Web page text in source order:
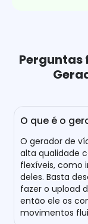
Perguntas
O que é o
O gerador de
alta qualidade
flexíveis, como
deles. Basta
fazer o upload
então ele os
movimentos